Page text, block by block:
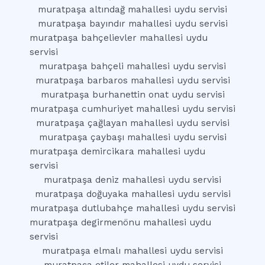
muratpaşa altındağ mahallesi uydu servisi
muratpaşa bayındır mahallesi uydu servisi
muratpaşa bahçelievler mahallesi uydu
servisi
muratpaşa bahçeli mahallesi uydu servisi
muratpaşa barbaros mahallesi uydu servisi
muratpaşa burhanettin onat uydu servisi
muratpaşa cumhuriyet mahallesi uydu servisi
muratpaşa çağlayan mahallesi uydu servisi
muratpaşa çaybaşı mahallesi uydu servisi
muratpaşa demircikara mahallesi uydu
servisi
muratpaşa deniz mahallesi uydu servisi
muratpaşa doğuyaka mahallesi uydu servisi
muratpaşa dutlubahçe mahallesi uydu servisi
muratpaşa degirmenönu mahallesi uydu
servisi
muratpaşa elmalı mahallesi uydu servisi